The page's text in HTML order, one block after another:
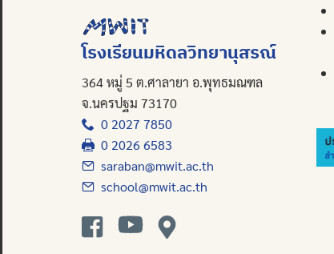
โรงเรียนมหิดลวิทยานุสรณ์
364 หมู่ 5 ต.ศาลายา อ.พุทธมณฑล
จ.นครปฐม 73170
0 2027 7850
0 2026 6583
saraban@mwit.ac.th
school@mwit.ac.th